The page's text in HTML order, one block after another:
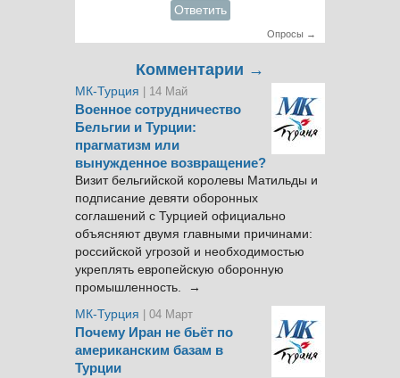
Ответить
Опросы →
Комментарии →
МК-Турция | 14 Май
Военное сотрудничество
Бельгии и Турции:
прагматизм или
вынужденное возвращение?
Визит бельгийской королевы Матильды и
подписание девяти оборонных
соглашений с Турцией официально
объясняют двумя главными причинами:
российской угрозой и необходимостью
укреплять европейскую оборонную
промышленность. →
МК-Турция
| 04 Март
Почему Иран не бьёт по
американским базам в
Турции